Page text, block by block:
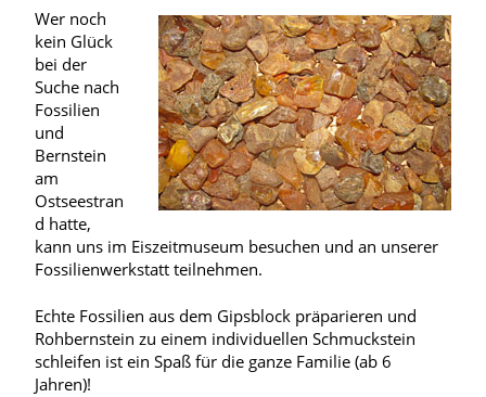
Wer noch
kein Glück
bei der
Suche nach
Fossilien
und
Bernstein
am
Ostseestran
d hatte,
kann uns im Eiszeitmuseum besuchen und an unserer
Fossilienwerkstatt teilnehmen.
Echte Fossilien aus dem Gipsblock präparieren und
Rohbernstein zu einem individuellen Schmuckstein
schleifen ist ein Spaß für die ganze Familie (ab 6
Jahren)!